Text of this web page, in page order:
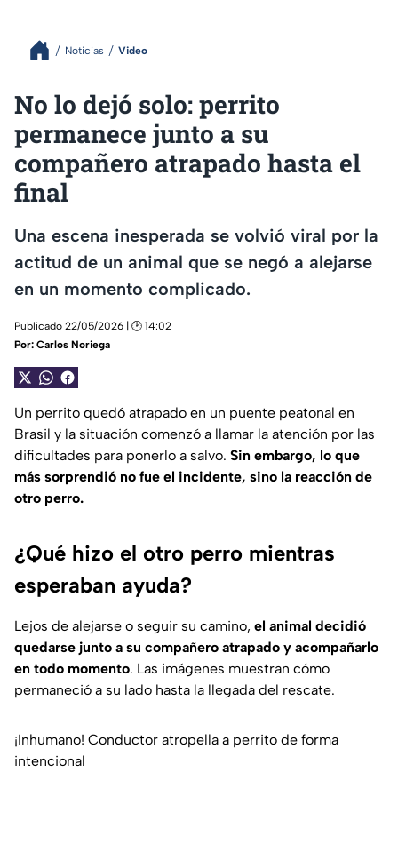
Noticias Video
No lo dejó solo: perrito
permanece junto a su
compañero atrapado hasta el
final
Una escena inesperada se volvió viral por la
actitud de un animal que se negó a alejarse
en un momento complicado.
Publicado 22/05/2026 | 🕑 14:02
Por: Carlos Noriega
Un perrito quedó atrapado en un puente peatonal en
Brasil y la situación comenzó a llamar la atención por las
dificultades para ponerlo a salvo. Sin embargo, lo que
más sorprendió no fue el incidente, sino la reacción de
otro perro.
¿Qué hizo el otro perro mientras
esperaban ayuda?
Lejos de alejarse o seguir su camino, el animal decidió
quedarse junto a su compañero atrapado y acompañarlo
en todo momento. Las imágenes muestran cómo
permaneció a su lado hasta la llegada del rescate.
¡Inhumano! Conductor atropella a perrito de forma
intencional